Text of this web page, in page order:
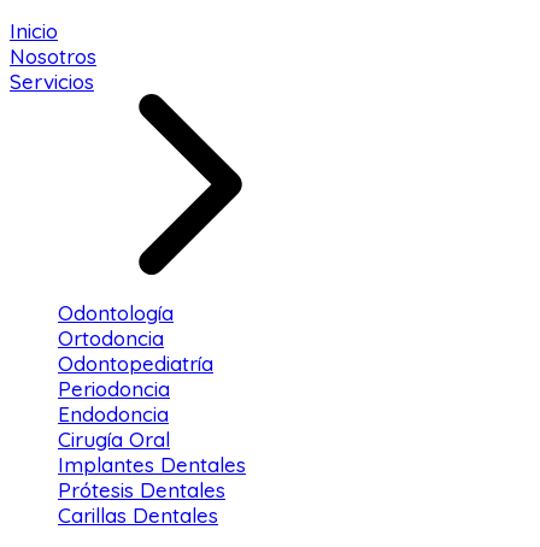
Inicio
Nosotros
Servicios
Odontología
Ortodoncia
Odontopediatría
Periodoncia
Endodoncia
Cirugía Oral
Implantes Dentales
Prótesis Dentales
Carillas Dentales